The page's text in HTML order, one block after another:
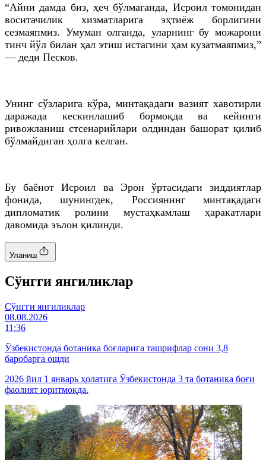
“Айни дамда биз, ҳеч бўлмаганда, Исроил томонидан
воситачилик хизматларига эҳтиёж борлигини
сезмаяпмиз. Умуман олганда, уларнинг бу можарони
тинч йўл билан ҳал этиш истагини ҳам кузатмаяпмиз,”
— деди Песков.
Унинг сўзларига кўра, минтақадаги вазият хавотирли
даражада кескинлашиб бормоқда ва кейинги
ривожланиш стсенарийлари олдиндан башорат қилиб
бўлмайдиган ҳолга келган.
Бу баёнот Исроил ва Эрон ўртасидаги зиддиятлар
фонида, шунингдек, Россиянинг минтақадаги
дипломатик ролини мустаҳкамлаш ҳаракатлари
давомида эълон қилинди.
Уланиш
Cўнгги янгиликлар
Cўнгги янгиликлар
08.08.2026
11:36
Ўзбекистонда ботаника боғларига ташрифлар сони 3,8
баробарга ошди
2026 йил 1 январь ҳолатига Ўзбекистонда 3 та ботаника боғи
фаолият юритмоқда.